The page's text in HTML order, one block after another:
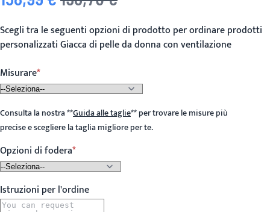
Scegli tra le seguenti opzioni di prodotto per ordinare prodotti
personalizzati Giacca di pelle da donna con ventilazione
Misurare
Consulta la nostra**Guida alle taglie**per trovare le misure più
precise e scegliere la taglia migliore per te.
Opzioni di fodera
Istruzioni per l'ordine